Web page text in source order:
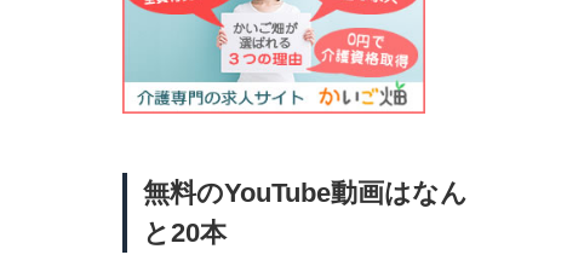
無料のYouTube動画はなん
と20本